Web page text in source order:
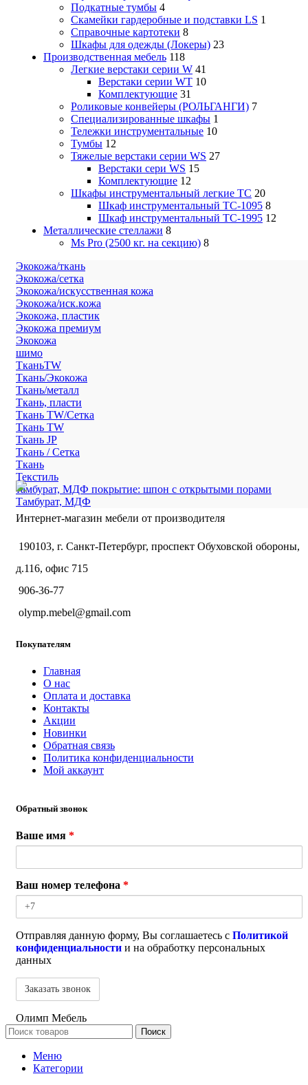
Подкатные тумбы 4
Скамейки гардеробные и подставки LS 1
Справочные картотеки 8
Шкафы для одежды (Локеры) 23
Производственная мебель 118
Легкие верстаки серии W 41
Верстаки серии WT 10
Комплектующие 31
Роликовые конвейеры (РОЛЬГАНГИ) 7
Специализированные шкафы 1
Тележки инструментальные 10
Тумбы 12
Тяжелые верстаки серии WS 27
Верстаки сери WS 15
Комплектующие 12
Шкафы инструментальный легкие ТС 20
Шкаф инструментальный TC-1095 8
Шкаф инструментальный TC-1995 12
Металлические стеллажи 8
Ms Pro (2500 кг. на секцию) 8
Экокожа/ткань
Экокожа/сетка
Экокожа/искусственная кожа
Экокожа/иск.кожа
Экокожа, пластик
Экокожа премиум
Экокожа
шимо
ТканьTW
Ткань/Экокожа
Ткань/металл
Ткань, пласти
Ткань TW/Сетка
Ткань TW
Ткань JP
Ткань / Сетка
Ткань
Текстиль
тамбурат, МДФ покрытие: шпон с открытыми порами
Тамбурат, МДФ
Интернет-магазин мебели от производителя
190103, г. Санкт-Петербург, проспект Обуховской обороны,
д.116, офис 715
906-36-77
olymp.mebel@gmail.com
Покупателям
Главная
О нас
Оплата и доставка
Контакты
Акции
Новинки
Обратная связь
Политика конфиденциальности
Мой аккаунт
Обратный звонок
Ваше имя *
Ваш номер телефона *
Отправляя данную форму, Вы соглашаетесь с Политикой
конфиденциальности и на обработку персональных
данных
Олимп Мебель
Поиск
Меню
Категории